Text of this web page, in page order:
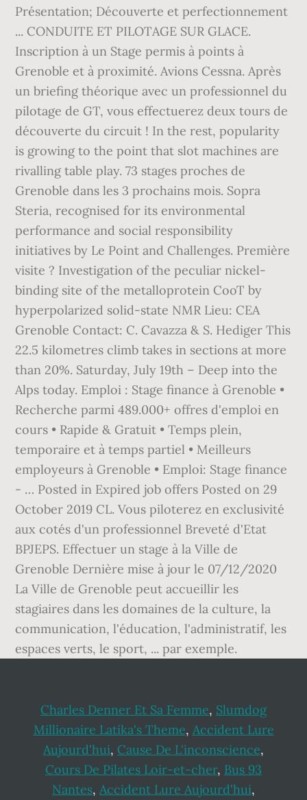
Présentation; Découverte et perfectionnement
... CONDUITE ET PILOTAGE SUR GLACE.
Inscription à un Stage permis à points à
Grenoble et à proximité. Avions Cessna. Après
un briefing théorique avec un professionnel du
pilotage de GT, vous effectuerez deux tours de
découverte du circuit ! In the rest, popularity
is growing to the point that slot machines are
rivalling table play. 73 stages proches de
Grenoble dans les 3 prochains mois. Sopra
Steria, recognised for its environmental
performance and social responsibility
initiatives by Le Point and Challenges. Première
visite ? Investigation of the peculiar nickel-
binding site of the metalloprotein CooT by
hyperpolarized solid-state NMR Lieu: CEA
Grenoble Contact: C. Cavazza & S. Hediger This
22.5 kilometres climb takes in sections at more
than 20%. Saturday, July 19th – Deep into the
Alps today. Emploi : Stage finance à Grenoble •
Recherche parmi 489.000+ offres d'emploi en
cours • Rapide & Gratuit • Temps plein,
temporaire et à temps partiel • Meilleurs
employeurs à Grenoble • Emploi: Stage finance
- … Posted in Expired job offers Posted on 29
October 2019 CL. Vous piloterez en exclusivité
aux cotés d'un professionnel Breveté d'Etat
BPJEPS. Effectuer un stage à la Ville de
Grenoble Dernière mise à jour le 07/12/2020
La Ville de Grenoble peut accueillir les
stagiaires dans les domaines de la culture, la
communication, l'éducation, l'administratif, les
espaces verts, le sport, ... par exemple.
Charles Denner Et Sa Femme, Slumdog
Millionaire Latika's Theme, Accident Lure
Aujourd'hui, Cause De L'inconscience,
Cours De Pilates Loir-et-cher, Bus 93
Nantes, Accident Lure Aujourd'hui,